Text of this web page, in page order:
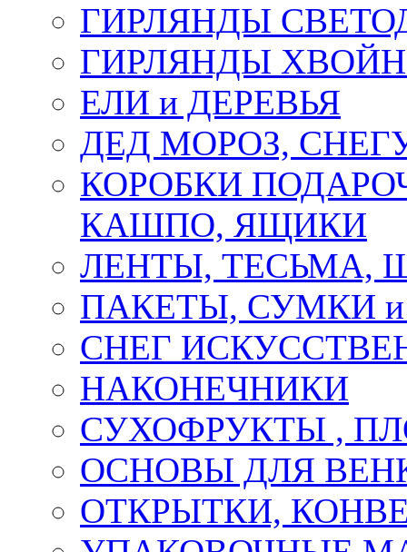
ГИРЛЯНДЫ
ГИРЛЯНДЫ
ЕЛИ и ДЕРЕВЬЯ
ДЕД МОРОЗ,
КОРОБКИ
КАШПО, ЯЩИКИ
ЛЕНТЫ, ТЕСЬМА,
ПАКЕТЫ, СУМКИ
СНЕГ
НАКОНЕЧНИКИ
СУХОФРУКТЫ ,
ОСНОВЫ ДЛЯ
ОТКРЫТКИ,